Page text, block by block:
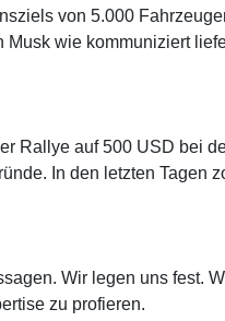
von 5.000
wie kommuniziert
Rallye auf 500 USD bei
In den letzten Tagen
Wir legen uns fest.
zu profieren.